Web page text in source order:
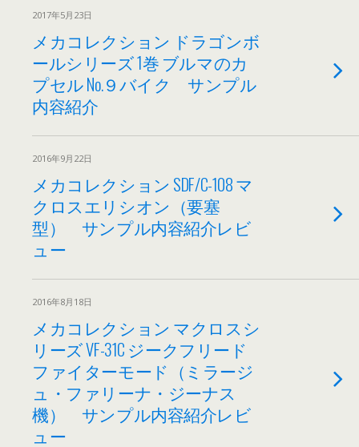
2017年5月23日
メカコレクション ドラゴンボ
ールシリーズ 1巻 ブルマのカ
プセル No.９バイク サンプル
内容紹介
2016年9月22日
メカコレクション SDF/C-108 マ
クロスエリシオン（要塞
型） サンプル内容紹介レビ
ュー
2016年8月18日
メカコレクション マクロスシ
リーズ VF-31C ジークフリード
ファイターモード（ミラージ
ュ・ファリーナ・ジーナス
機） サンプル内容紹介レビ
ュー